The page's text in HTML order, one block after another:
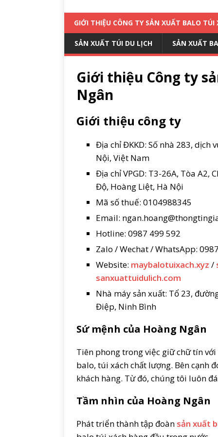
GIỚI THIỆU CÔNG TY SẢN XUẤT BALO TÚI
SẢN XUẤT TÚI DU LỊCH SẢN XUẤT
Giới thiệu Công ty
Ngân
Giới thiệu công ty
Địa chỉ ĐKKD: Số nhà 283, dịch
Nội, Việt Nam
Địa chỉ VPGD: T3-26A, Tòa A2,
Độ, Hoàng Liệt, Hà Nội
Mã số thuế: 0104988345
Email:
Hotline: 0987 499 592
Zalo / Wechat / WhatsApp:
Website: maybalotuixach.xyz /
sanxuattuidulich.com
Nhà máy sản xuất: Tổ 23,
Điệp, Ninh Bình
Sứ mệnh của Hoàng Ngân
Tiên phong trong việc giữ chữ tín
balo, túi xách chất lượng. Bên cạnh
khách hàng. Từ đó, chúng tôi luôn
Tầm nhìn của Hoàng Ngân
Phát triển thành tập đoàn sản xuất